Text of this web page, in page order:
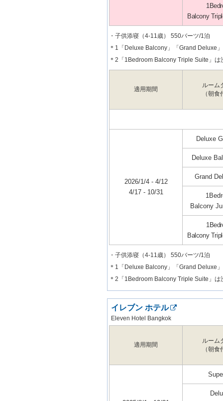
Balcony
・子供添寝（4-11歳） 550バーツ/1泊
＊1「Deluxe Balcony」「Grand Deluxe
＊2「1Bedroom Balcony Triple Suite」は
適用期間
ルーム
（朝
2026/1/4 - 4/12
4/17 - 10/31
Deluxe
Deluxe
Grand
Balcony
Balcony
・子供添寝（4-11歳） 550バーツ/1泊
＊1「Deluxe Balcony」「Grand Deluxe
＊2「1Bedroom Balcony Triple Suite」は
イレブン ホテル
Eleven Hotel Bangkok
適用期間
ルーム
（朝